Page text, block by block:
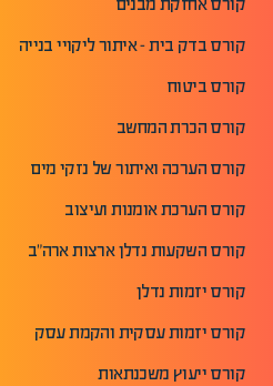
קורס אחזקת מבנים
קורס בדק בית - איתור ליקויי בנייה
קורס ביטוח
קורס הכרת המחשב
קורס הערכה ואיתור של נזקי מים
קורס הערכת אומנות ועיצוב
קורס השקעות נדלן ארצות ארה"ב
קורס יזמות נדלן
קורס יזמות עסקית והקמת עסק
קורס ייעוץ משכנתאות